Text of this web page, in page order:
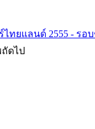
ทยแลนด์ 2555 - รอ
ดไป